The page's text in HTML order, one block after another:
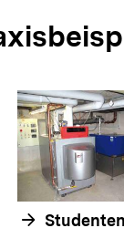
arrow_forward